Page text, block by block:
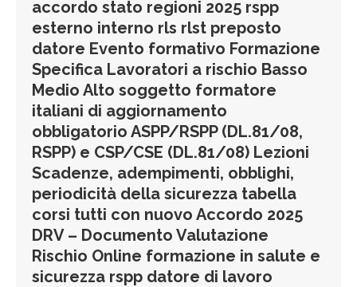
accordo stato regioni 2025 rspp
esterno interno rls rlst preposto
datore Evento formativo Formazione
Specifica Lavoratori a rischio Basso
Medio Alto soggetto formatore
italiani di aggiornamento
obbligatorio ASPP/RSPP (DL.81/08,
RSPP) e CSP/CSE (DL.81/08) Lezioni
Scadenze, adempimenti, obblighi,
periodicità della sicurezza tabella
corsi tutti con nuovo Accordo 2025
DRV – Documento Valutazione
Rischio Online formazione in salute e
sicurezza rspp datore di lavoro